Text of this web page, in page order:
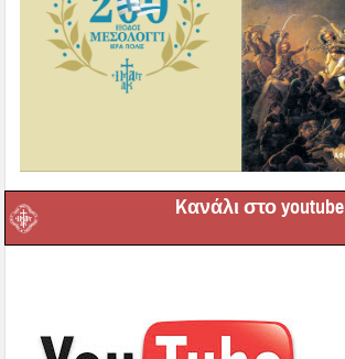
Kανάλι στο youtube